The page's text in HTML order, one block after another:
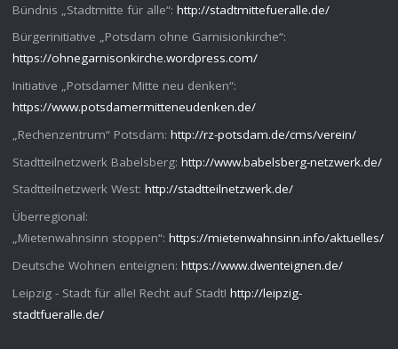
Bündnis „Stadtmitte für alle“: http://stadtmittefueralle.de/
Bürgerinitiative „Potsdam ohne Garnisionkirche“:
https://ohnegarnisonkirche.wordpress.com/
Initiative „Potsdamer Mitte neu denken“:
https://www.potsdamermitteneudenken.de/
„Rechenzentrum“ Potsdam: http://rz-potsdam.de/cms/verein/
Stadtteilnetzwerk Babelsberg: http://www.babelsberg-netzwerk.de/
Stadtteilnetzwerk West: http://stadtteilnetzwerk.de/
Überregional:
„Mietenwahnsinn stoppen“: https://mietenwahnsinn.info/aktuelles/
Deutsche Wohnen enteignen: https://www.dwenteignen.de/
Leipzig - Stadt für alle! Recht auf Stadt! http://leipzig-
stadtfueralle.de/